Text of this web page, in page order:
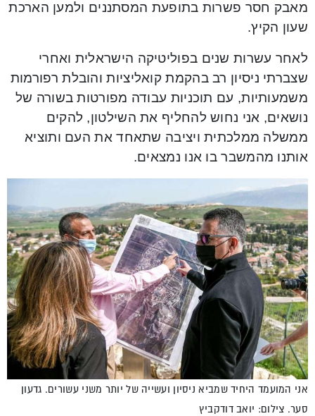
מאבק חסר פשרות בתופעת המסתננים ולמען הארכת
שעון הקיץ.
לאחר עשרות שנים בפוליטיקה הישראלית ואחרי
שצברתי ניסיון רב בהקמת קואליציות והובלת רפורמות
משמעותיות, עם תוכניות עבודה מפורטות בשורה של
נושאים, אני נחוש להחליף את השילטון, להקים
ממשלה ממלכתית ויציבה שתאחד את העם ותוציא
אותנו מהמשבר בו אנו נמצאים.
אני המועמד היחיד שמביא ניסיון ועשייה של יותר משני עשורים. גדעון
סער. צילום: יואב דודקביץ